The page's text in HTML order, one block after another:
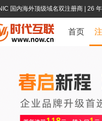
国内海外顶级域名双注册商 | 26
首页